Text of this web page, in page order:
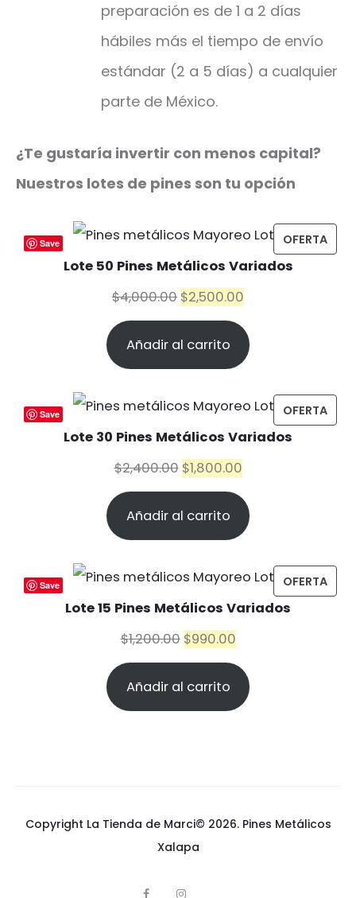
preparación es de 1 a 2 días
hábiles más el tiempo de envío
estándar (2 a 5 días) a cualquier
parte de México.
¿Te gustaría invertir con menos capital?
Nuestros lotes de pines son tu opción
OFERTA
Lote 50 Pines Metálicos Variados
$4,000.00 El
precio
original
$4,000.00.
$2,500.00
precio
actual
$2,500.00.
Añadir al carrito
Save
OFERTA
Lote 30 Pines Metálicos Variados
$2,400.00 El
precio
original
$2,400.00.
$1,800.00El
precio
actual
$1,800.00.
Añadir al carrito
Save
OFERTA
Lote 15 Pines Metálicos Variados
$1,200.00 El
precio
original
$990.00El
precio
actual
Añadir al carrito
Save
Copyright La Tienda de Marci© 2026.Pines Metálicos
Xalapa